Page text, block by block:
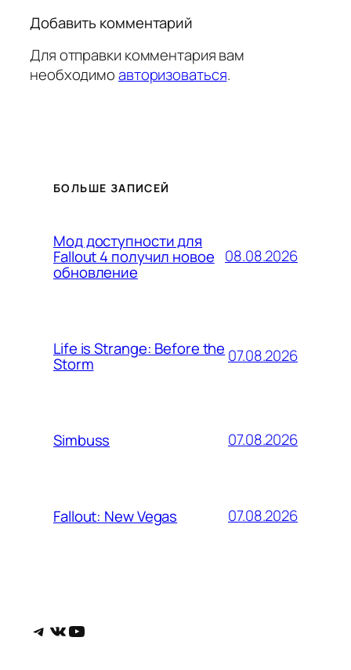
Добавить комментарий
Для отправки комментария вам
необходимоавторизоваться.
БОЛЬШЕ ЗАПИСЕЙ
Мод доступности для
Fallout 4 получил новое
обновление
08.08.2026
Life is Strange: Before the
Storm 07.08.2026
Simbuss 07.08.2026
Fallout: New Vegas 07.08.2026
Telegram
ВКонтакте
YouTube